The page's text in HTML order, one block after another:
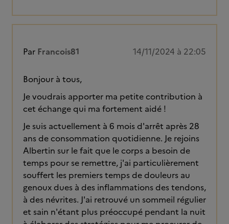
Par Francois81 14/11/2024 à 22:05
Bonjour à tous,
Je voudrais apporter ma petite contribution à
cet échange qui ma fortement aidé !
Je suis actuellement à 6 mois d'arrêt après 28
ans de consommation quotidienne. Je rejoins
Albertin sur le fait que le corps a besoin de
temps pour se remettre, j'ai particulièrement
souffert les premiers temps de douleurs au
genoux dues à des inflammations des tendons,
à des névrites. J'ai retrouvé un sommeil régulier
et sain n'étant plus préoccupé pendant la nuit